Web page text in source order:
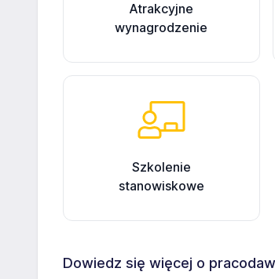
Atrakcyjne
wynagrodzenie
Szkolenie
stanowiskowe
Dowiedz się więcej o